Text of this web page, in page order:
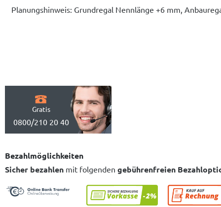
Planungshinweis: Grundregal Nennlänge +6 mm,
Gratis
0800/210 20 40
Bezahlmöglichkeiten
Sicher bezahlen mit folgenden gebührenfreien